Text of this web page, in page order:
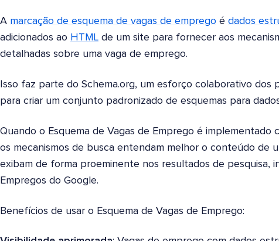
A marcação de esquema de vagas de emprego é dados
adicionados ao HTML de um site para fornecer aos
detalhadas sobre uma vaga de emprego.
Isso faz parte do Schema.org, um esforço colaborativo dos
para criar um conjunto padronizado de esquemas para
Quando o Esquema de Vagas de Emprego é
os mecanismos de busca entendam melhor o conteúdo de
exibam de forma proeminente nos resultados de pesquisa,
Empregos do Google.
Benefícios de usar o Esquema de Vagas de Emprego: